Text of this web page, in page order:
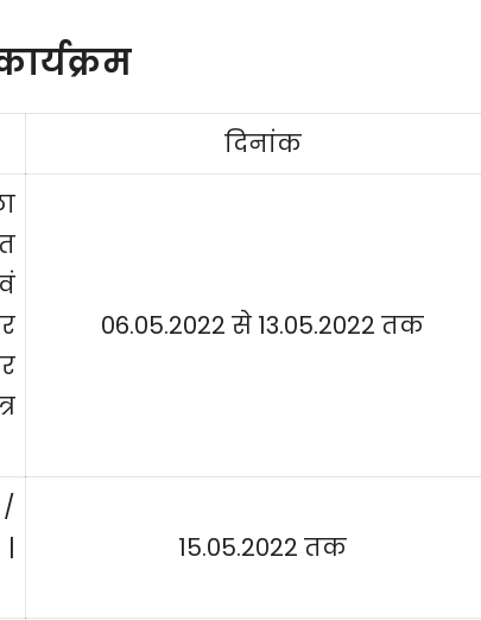
दिनांक
06.05.2022 से 13.05.2022 तक
15.05.2022 तक